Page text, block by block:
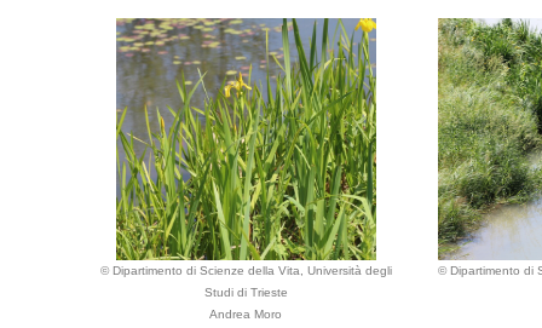
© Dipartimento di Scienze della Vita, Università degli
Studi di Trieste
Andrea Moro
© Dipartimento di